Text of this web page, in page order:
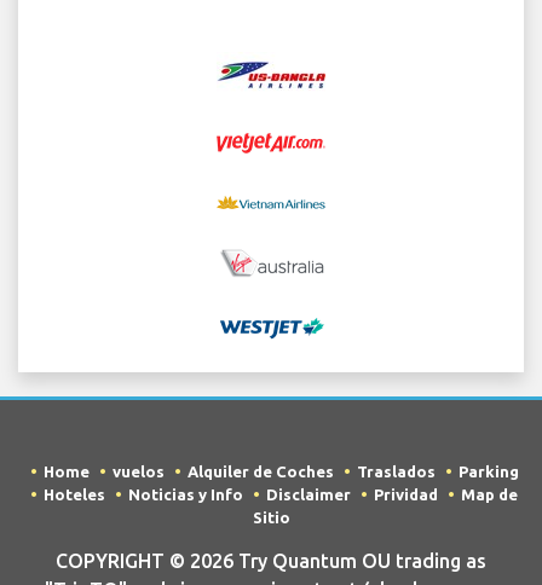
Home vuelos Alquiler de Coches Traslados
Parking
Hoteles
Noticias y Info Disclaimer Prividad
Map de
Sitio
COPYRIGHT © 2026 Try Quantum OU trading as